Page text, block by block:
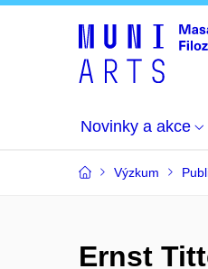
Novinky a akce
Výzkum
Ernst